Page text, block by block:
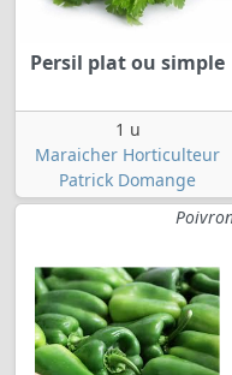
Persil plat ou simple
1 u
Maraicher Horticulteur
Patrick Domange